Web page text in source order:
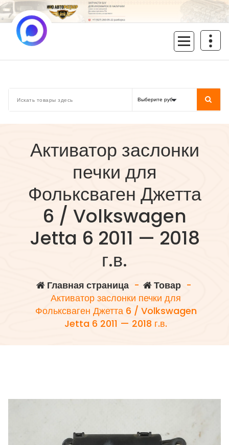
Перейти
к
содержимому
Активатор заслонки
печки для
Фольксваген Джетта
6 / Volkswagen
Jetta 6 2011 — 2018
г.в.
Главная страница- Товар-
Активатор заслонки печки для
Фольксваген Джетта 6 / Volkswagen
Jetta 6 2011 — 2018 г.в.